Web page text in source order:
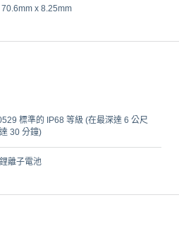
x 8.25mm
標準的 IP68 等級 (在最深達 6 公尺
30 分鐘)
離子電池